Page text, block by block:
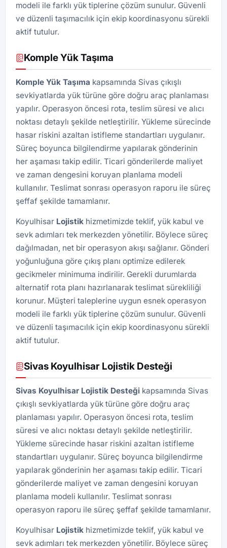
modeli ile farklı yük tiplerine çözüm sunulur. Güvenli
ve düzenli taşımacılık için ekip koordinasyonu sürekli
aktif tutulur.
Komple Yük Taşıma
Komple Yük Taşıma kapsamında Sivas çıkışlı
sevkiyatlarda yük türüne göre doğru araç planlaması
yapılır. Operasyon öncesi rota, teslim süresi ve alıcı
noktası detaylı şekilde netleştirilir. Yükleme sürecinde
hasar riskini azaltan istifleme standartları uygulanır.
Süreç boyunca bilgilendirme yapılarak gönderinin
her aşaması takip edilir. Ticari gönderilerde maliyet
ve zaman dengesini koruyan planlama modeli
kullanılır. Teslimat sonrası operasyon raporu ile süreç
şeffaf şekilde tamamlanır.
Koyulhisar Lojistik hizmetimizde teklif, yük kabul ve
sevk adımları tek merkezden yönetilir. Böylece süreç
dağılmadan, net bir operasyon akışı sağlanır. Gönderi
yoğunluğuna göre çıkış planı optimize edilerek
gecikmeler minimuma indirilir. Gerekli durumlarda
alternatif rota planı hazırlanarak teslimat sürekliliği
korunur. Müşteri taleplerine uygun esnek operasyon
modeli ile farklı yük tiplerine çözüm sunulur. Güvenli
ve düzenli taşımacılık için ekip koordinasyonu sürekli
aktif tutulur.
Sivas Koyulhisar Lojistik Desteği
Sivas Koyulhisar Lojistik Desteği kapsamında Sivas
çıkışlı sevkiyatlarda yük türüne göre doğru araç
planlaması yapılır. Operasyon öncesi rota, teslim
süresi ve alıcı noktası detaylı şekilde netleştirilir.
Yükleme sürecinde hasar riskini azaltan istifleme
standartları uygulanır. Süreç boyunca bilgilendirme
yapılarak gönderinin her aşaması takip edilir. Ticari
gönderilerde maliyet ve zaman dengesini koruyan
planlama modeli kullanılır. Teslimat sonrası
operasyon raporu ile süreç şeffaf şekilde tamamlanır.
Koyulhisar Lojistik hizmetimizde teklif, yük kabul ve
sevk adımları tek merkezden yönetilir. Böylece süreç